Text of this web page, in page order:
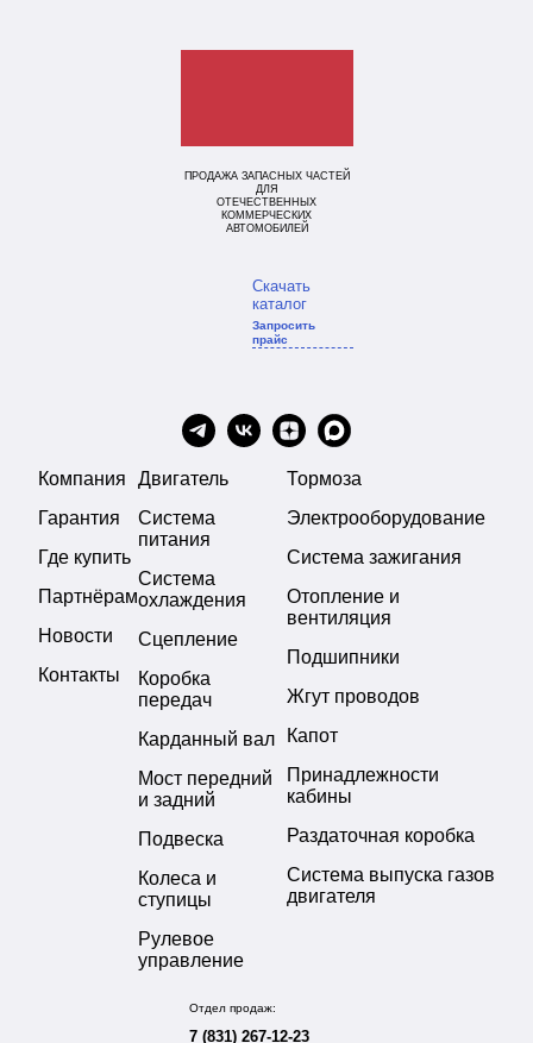
ПРОДАЖА ЗАПАСНЫХ ЧАСТЕЙ
ДЛЯ
ОТЕЧЕСТВЕННЫХ
КОММЕРЧЕСКИХ
АВТОМОБИЛЕЙ
Скачать
каталог
Запросить
прайс
Компания
Гарантия
Где купить
Партнёрам
Новости
Контакты
Двигатель
Система
питания
Система
охлаждения
Сцепление
Коробка
передач
Карданный вал
Мост передний
и задний
Подвеска
Колеса и
ступицы
Рулевое
управление
Тормоза
Электрооборудование
Система зажигания
Отопление и
вентиляция
Подшипники
Жгут проводов
Капот
Принадлежности
кабины
Раздаточная коробка
Система выпуска газов
двигателя
Отдел продаж:
7 (831) 267-12-23